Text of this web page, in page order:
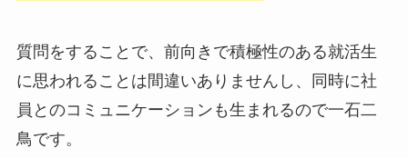
質問をすることで、前向きで積極性のある就活生
に思われることは間違いありませんし、同時に社
員とのコミュニケーションも生まれるので一石二
鳥です。